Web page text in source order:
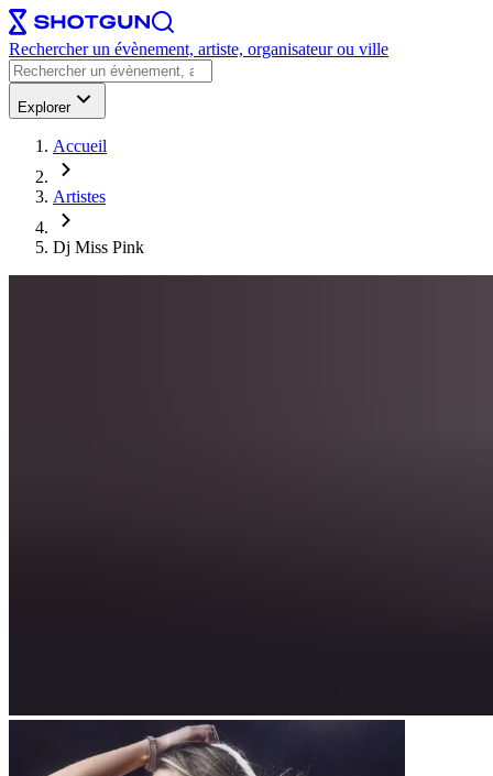
Rechercher un évènement, artiste, organisateur ou ville
Explorer
Accueil
Artistes
Dj Miss Pink